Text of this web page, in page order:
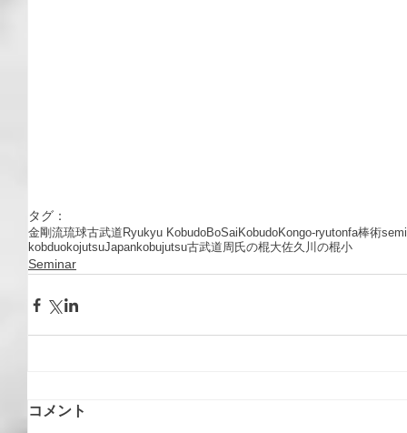
タグ：
金剛流琉球古武道 Ryukyu KobudoBoSai KobudoKongo-ryutonfa棒術
kobduokojutsuJapankobujutsu古武道周氏の棍大佐久川の棍小
Seminar
コメント